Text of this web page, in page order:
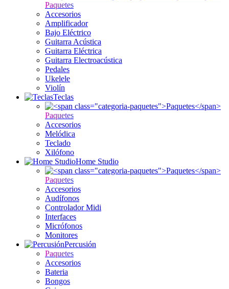
Paquetes
Accesorios
Amplificador
Bajo Eléctrico
Guitarra Acústica
Guitarra Eléctrica
Guitarra Electroacústica
Pedales
Ukelele
Violín
Teclas
Paquetes
Accesorios
Melódica
Teclado
Xilófono
Home Studio
Paquetes
Accesorios
Audífonos
Controlador Midi
Interfaces
Micrófonos
Monitores
Percusión
Paquetes
Accesorios
Bateria
Bongos